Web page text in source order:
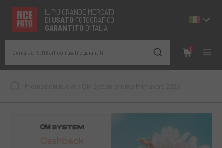
IL PIÙ GRANDE MERCATO
DI USATO FOTOGRAFICO
GARANTITO D’ITALIA
Cerca tra 19.118 articoli usati e garantiti
0